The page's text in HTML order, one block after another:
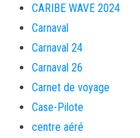
CARIBE WAVE 2024
Carnaval
Carnaval 24
Carnaval 26
Carnet de voyage
Case-Pilote
centre aéré